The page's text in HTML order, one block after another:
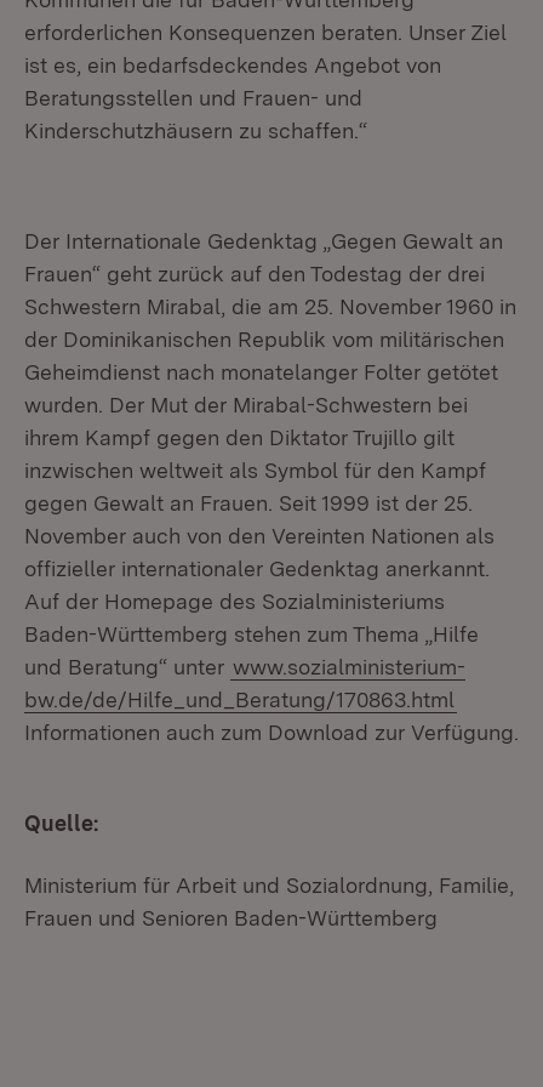
erforderlichen Konsequenzen beraten. Unser Ziel
ist es, ein bedarfsdeckendes Angebot von
Beratungsstellen und Frauen- und
Kinderschutzhäusern zu schaffen.“
Der Internationale Gedenktag „Gegen Gewalt an
Frauen“ geht zurück auf den Todestag der drei
Schwestern Mirabal, die am 25. November 1960 in
der Dominikanischen Republik vom militärischen
Geheimdienst nach monatelanger Folter getötet
wurden. Der Mut der Mirabal-Schwestern bei
ihrem Kampf gegen den Diktator Trujillo gilt
inzwischen weltweit als Symbol für den Kampf
gegen Gewalt an Frauen. Seit 1999 ist der 25.
November auch von den Vereinten Nationen als
offizieller internationaler Gedenktag anerkannt.
Auf der Homepage des Sozialministeriums
Baden-Württemberg stehen zum Thema „Hilfe
und Beratung“ unter www.sozialministerium-
bw.de/de/Hilfe_und_Beratung/170863.html
Informationen auch zum Download zur Verfügung.
Quelle:
Ministerium für Arbeit und Sozialordnung, Familie,
Frauen und Senioren Baden-Württemberg